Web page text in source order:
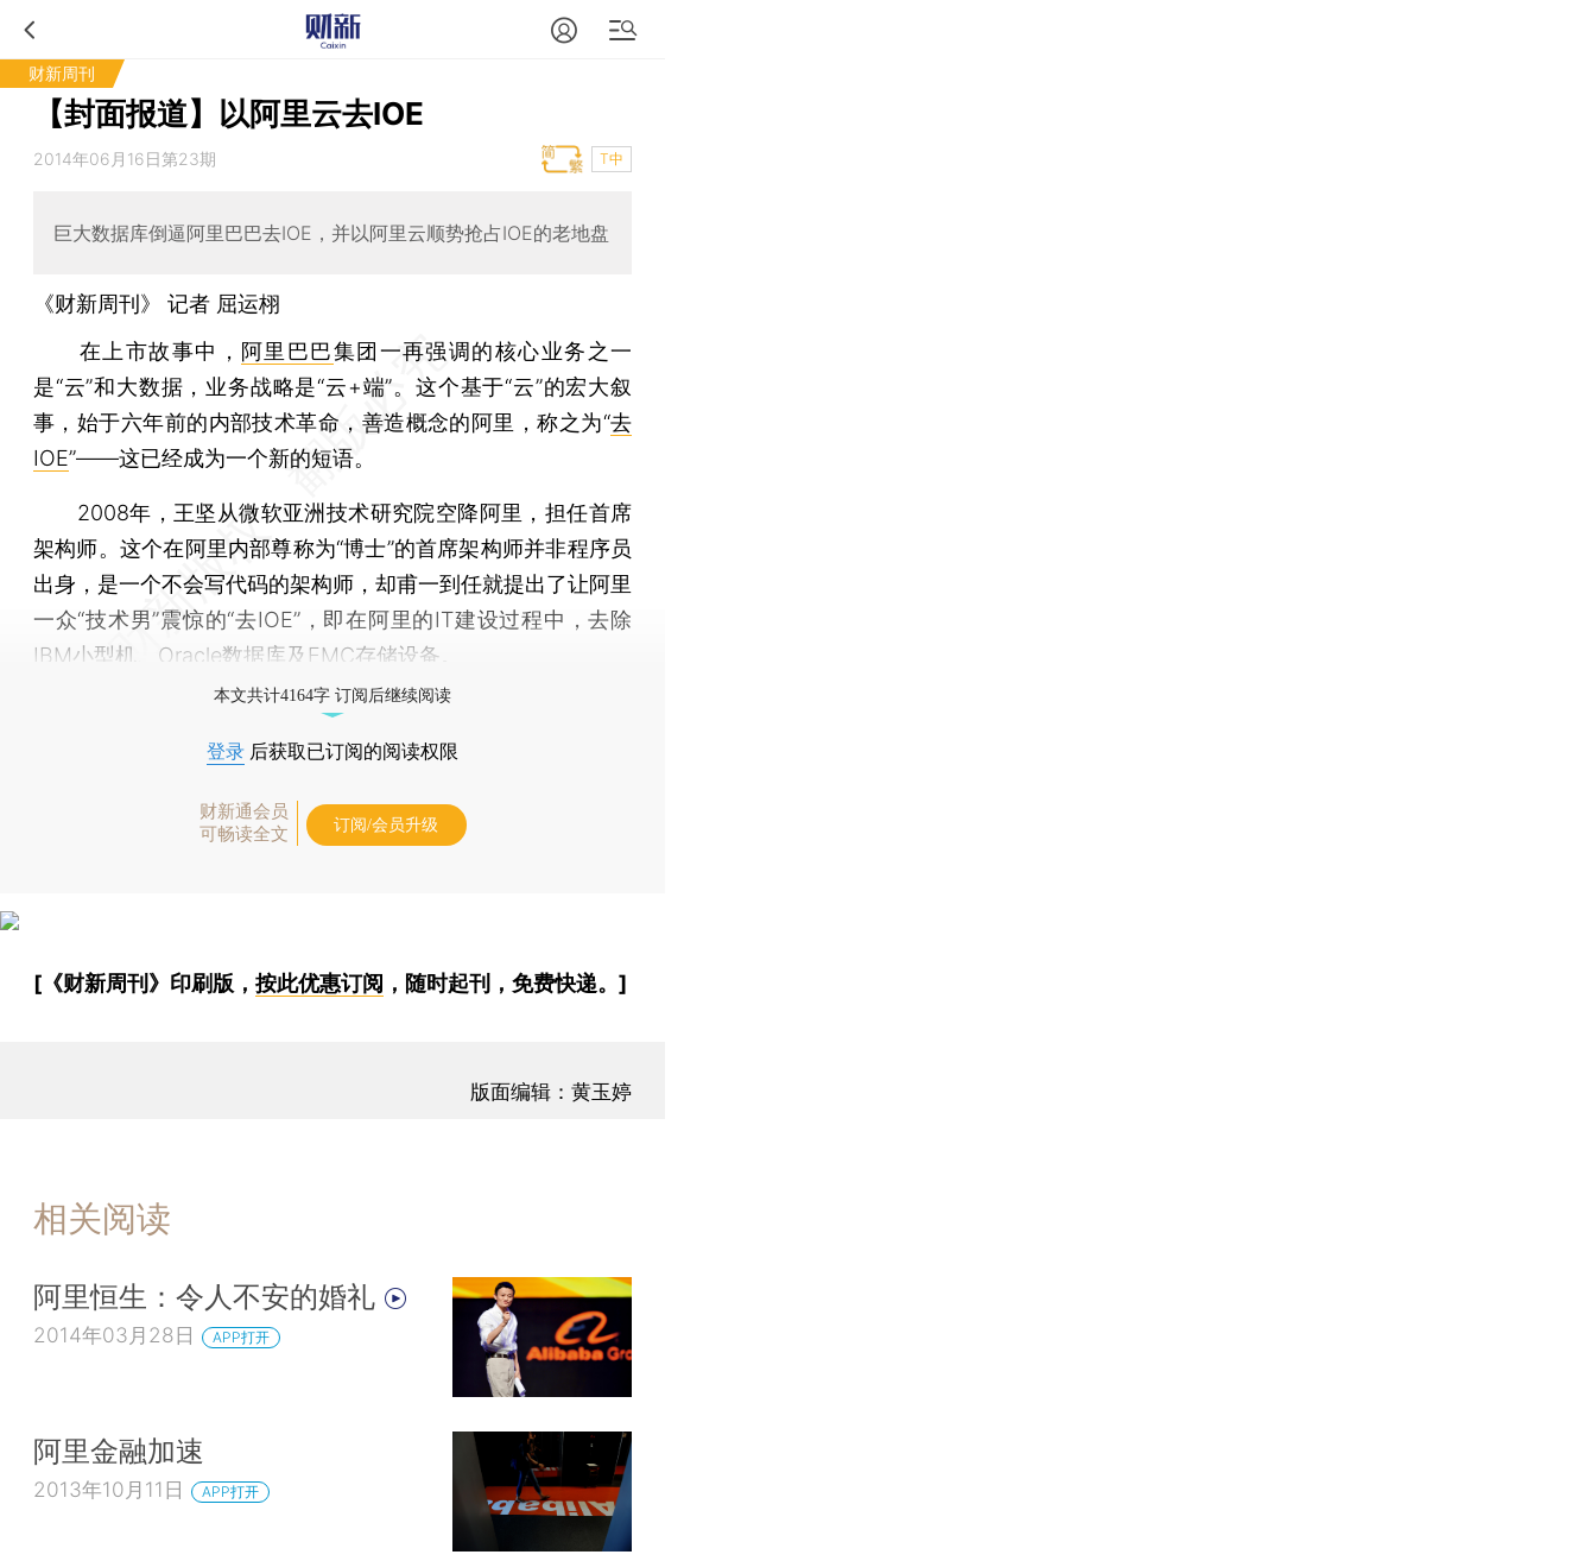
财新周刊
【封面报道】以阿里云去IOE
2014年06月16日第23期 T中
巨大数据库倒逼阿里巴巴去IOE，并以阿里云顺势抢占IOE的老地盘
《财新周刊》 记者 屈运栩
在上市故事中， 阿里巴巴集团一再强调的核心业务之一
是“云”和大数据，业务战略是“云+端”。这个基于“云”的宏大叙
事，始于六年前的内部技术革命，善造概念的阿里，称之为“去
IOE”——这已经成为一个新的短语。
2008年，王坚从微软亚洲技术研究院空降阿里，担任首席
架构师。这个在阿里内部尊称为“博士”的首席架构师并非程序员
出身，是一个不会写代码的架构师，却甫一到任就提出了让阿里
一众“技术男”震惊的“去IOE”，即在阿里的IT建设过程中，去除
IBM小型机、Oracle数据库及EMC存储设备。
本文共计4164字 订阅后继续阅读
登录 后获取已订阅的阅读权限
财新通会员
可畅读全文
订阅/会员升级
[《财新周刊》印刷版， 按此优惠订阅 ，随时起刊，免费快递。]
版面编辑：黄玉婷
相关阅读
阿里恒生：令人不安的婚礼
2014年03月28日 APP打开
阿里金融加速
2013年10月11日 APP打开